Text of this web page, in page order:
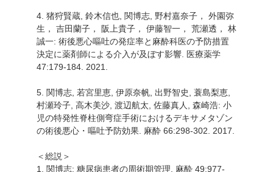
4. 猪狩賢蔵, 鈴木信也, 関博志, 野村嘉奈子， 外園弥
生， 吉田蘭子， 阪上貴子， 伊藤智一， 荒瀬透， 林
誠一: 術後悪心嘔吐の発症率と麻酔科医の予防措置
決定に薬剤師による介入が及ぼす影響. 医療薬学
47:179-184. 2021.
5. 関博志, 若宮里恵, 伊原奈帆, 出野智史, 蓑島梨恵,
村瀬玲子, 高木美沙, 渡辺航太, 佐藤真人, 森崎浩: 小
児の特発性脊柱側弯症手術におけるデキサメタゾン
の術後悪心・嘔吐予防効果. 麻酔 66:298-302. 2017.
＜総説＞
1. 関博志: 糖尿病患者の周術期管理. 麻酔 49:977-